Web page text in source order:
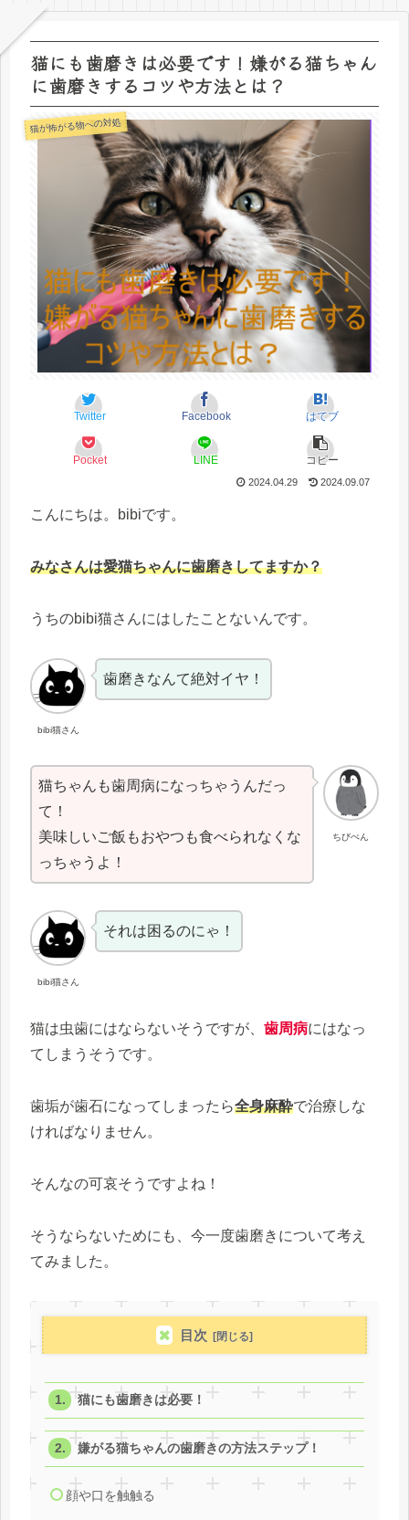
猫にも歯磨きは必要です！嫌がる猫ちゃん
に歯磨きするコツや方法とは？
猫が怖がる物への対処
Twitter Facebook はてブ
Pocket LINE コピー
2024.04.29 2024.09.07
こんにちは。bibiです。
みなさんは愛猫ちゃんに歯磨きしてますか？
うちのbibi猫さんにはしたことないんです。
bibi猫さん
歯磨きなんて絶対イヤ！
ちびぺん
猫ちゃんも歯周病になっちゃうんだっ
て！
美味しいご飯もおやつも食べられなくな
っちゃうよ！
bibi猫さん
それは困るのにゃ！
猫は虫歯にはならないそうですが、 歯周病にはなっ
てしまうそうです。
歯垢が歯石になってしまったら全身麻酔で治療しな
ければなりません。
そんなの可哀そうですよね！
そうならないためにも、今一度歯磨きについて考え
てみました。
目次
猫にも歯磨きは必要！
嫌がる猫ちゃんの歯磨きの方法ステップ！
顔や口を触触る